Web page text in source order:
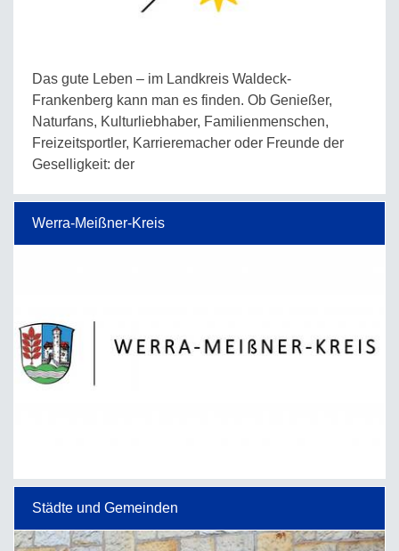
Das gute Leben – im Landkreis Waldeck-
Frankenberg kann man es finden. Ob Genießer,
Naturfans, Kulturliebhaber, Familienmenschen,
Freizeitsportler, Karrieremacher oder Freunde der
Geselligkeit: der
Werra-Meißner-Kreis
Städte und Gemeinden